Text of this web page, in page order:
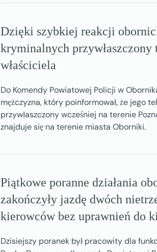
Dzięki szybkiej reakcji
kryminalnych przywłaszczony
właściciela
Do Komendy Powiatowej Policji w
mężczyzna, który poinformował, że jego
przywłaszczony wcześniej na terenie
znajduje się na terenie miasta Oborniki.
Piątkowe poranne działania
zakończyły jazdę dwóch
kierowców bez uprawnień do
Dzisiejszy poranek był pracowity dla